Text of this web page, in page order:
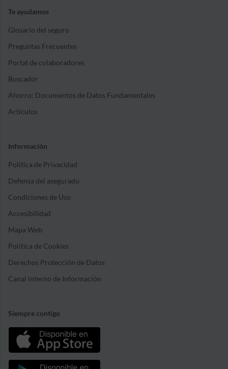
Te ayudamos
Glosario del seguro
Preguntas Frecuentes
Portal de colaboradores
Buscador
Ahorro: Documentos de Datos Fundamentales
Artículos
Información
Política de Privacidad
Defensa del asegurado
Condiciones de Uso
Accesibilidad
Mapa Web
Política de Cookies
Derechos Protección de Datos
Canal interno de Información
Siempre contigo